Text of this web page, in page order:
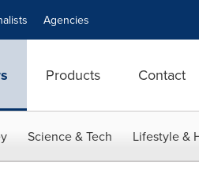
Agencies
Products Contact
Science & Tech Lifestyle &